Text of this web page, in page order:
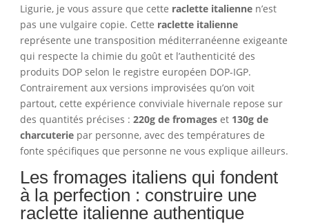
Ligurie, je vous assure que cette raclette italiennen’est
pas une vulgaire copie. Cette raclette italienne
représente une transposition méditerranéenne exigeante
qui respecte la chimie du goût et l’authenticité des
produits DOP selon le registre européen DOP-IGP.
Contrairement aux versions improvisées qu’on voit
partout, cette expérience conviviale hivernale repose sur
des quantités précises : 220g de fromageset 130g de
charcuteriepar personne, avec des températures de
fonte spécifiques que personne ne vous explique ailleurs.
Les fromages italiens qui fondent
à la perfection : construire une
raclette italienne authentique